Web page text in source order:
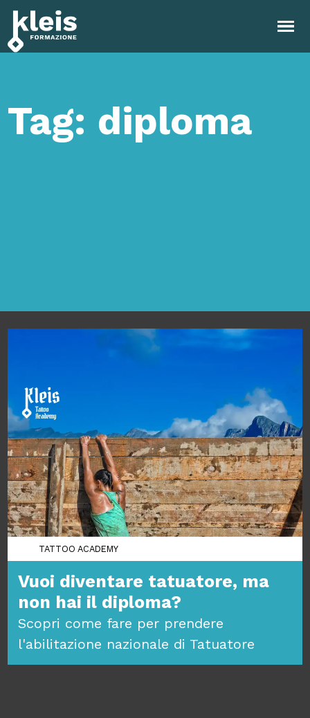
Instagram
Facebook
Tiktok
Tag: diploma
TATTOO ACADEMY
Vuoi diventare tatuatore, ma
non hai il diploma?
Scopri come fare per prendere
l'abilitazione nazionale di Tatuatore